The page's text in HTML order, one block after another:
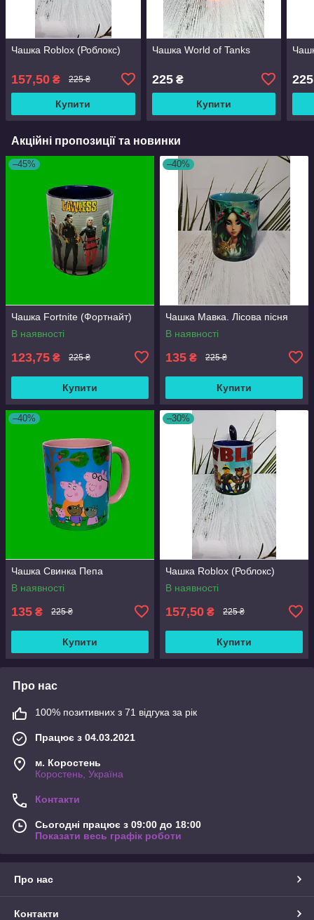
Чашка Roblox (Роблокс)
157,50 ₴ 225 ₴
Купити
Чашка World of Tanks
225₴
Купити
225
Акційні пропозиції та новинки
–45%
Чашка Fortnite (Фортнайт)
В наявності
123,75 ₴ 225 ₴
Купити
–40%
Чашка Мавка. Лісова пісня
В наявності
135 ₴ 225 ₴
Купити
–40%
Чашка Свинка Пепа
В наявності
135 ₴ 225 ₴
Купити
–30%
Чашка Roblox (Роблокс)
В наявності
157,50 ₴ 225 ₴
Купити
Про нас
100% позитивних з 71 відгука за рік
Працює з 04.03.2021
м. Коростень
Коростень, Україна
Контакти
Сьогодні працює з 09:00 до 18:00
Показати весь графік роботи
Про нас
Контакти